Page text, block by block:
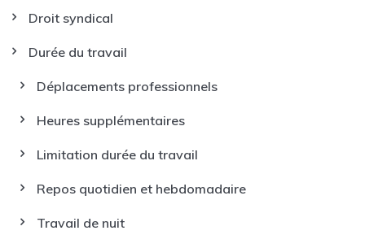
Droit syndical
Durée du travail
Déplacements professionnels
Heures supplémentaires
Limitation durée du travail
Repos quotidien et hebdomadaire
Travail de nuit